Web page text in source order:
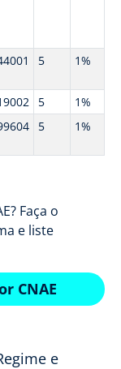
5 1%
5
1%
5 1%
Faça o
e liste
CNAE
e